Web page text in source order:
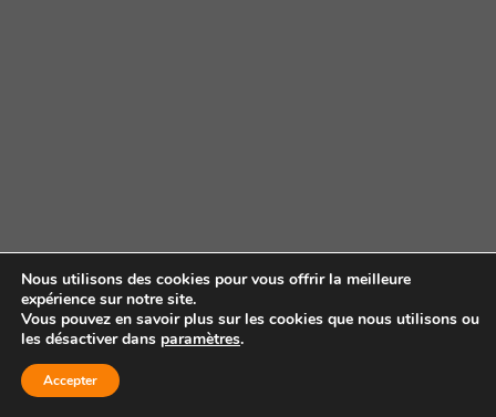
Nous utilisons des cookies pour vous offrir la meilleure
expérience sur notre site.
Vous pouvez en savoir plus sur les cookies que nous utilisons ou
les désactiver dans paramètres.
Accepter